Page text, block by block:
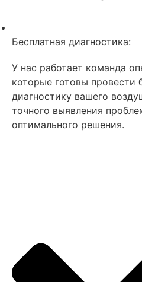
Бесплатная диагностика:
У нас работает команда
которые готовы провести
диагностику вашего
точного выявления
оптимального решения.